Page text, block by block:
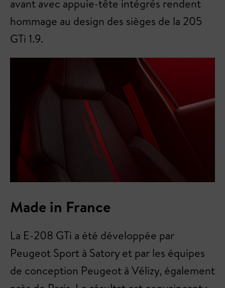
avant avec appuie-tête intégrés rendent
hommage au design des sièges de la 205
GTi 1.9.
Made in France
La E-208 GTi a été développée par
Peugeot Sport à Satory et par les équipes
de conception Peugeot à Vélizy, également